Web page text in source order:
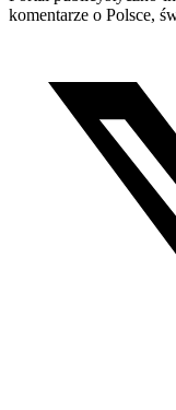
komentarze o Polsce,